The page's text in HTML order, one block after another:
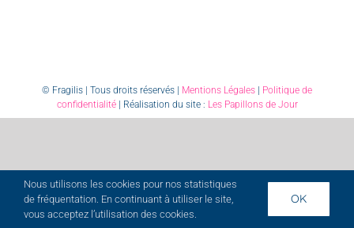
© Fragilis | Tous droits réservés | Mentions Légales
Politique de
confidentialité| Réalisation du site : Les Papillons de Jour
Nous utilisons les cookies pour nos statistiques
de fréquentation. En continuant à utiliser le site,
vous acceptez l’utilisation des cookies.
OK